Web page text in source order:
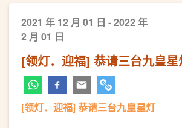
2021 年 12 月 01 日 - 2022 年
2 月 01 日
[领灯．迎福] 恭请三台九皇星
[领灯．迎福] 恭请三台九皇星灯